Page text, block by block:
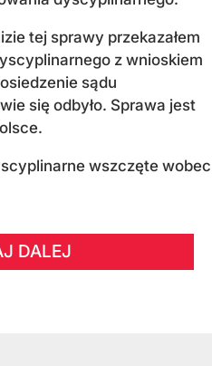
tej sprawy przekazałem
z wnioskiem
sądu
się odbyło. Sprawa jest
wszczęte wobec
DALEJ